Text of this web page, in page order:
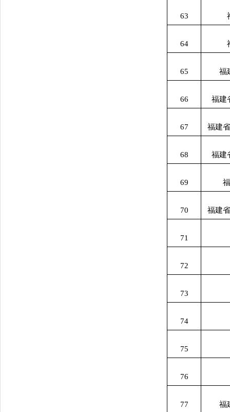
63
64
65 福
66 福建
67 福建
68 福建
69
70 福建
71
72
73
74
75
76
77 福